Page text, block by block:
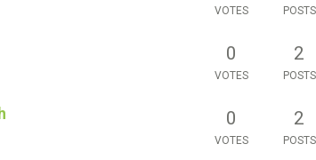
VOTES POSTS
0
VOTES
2
POSTS
0
VOTES
2
POSTS